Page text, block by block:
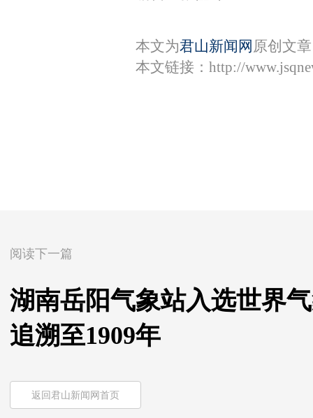
本文为君山新闻网 原创文
本文链接： http://
阅读下一篇
湖南岳阳气象站入选世界
追溯至1909年
返回君山新闻网首页